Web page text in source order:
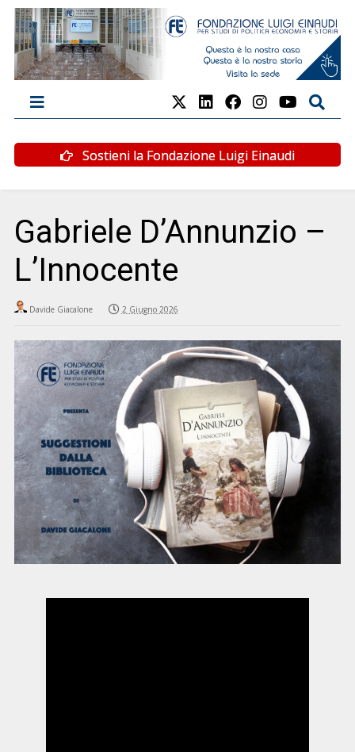
Sostieni la Fondazione Luigi Einaudi
Gabriele D’Annunzio –
L’Innocente
Davide Giacalone 2 Giugno 2026